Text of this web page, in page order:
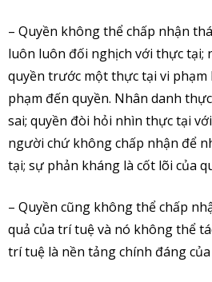
– Quyền không thể chấp nhận
luôn luôn đối nghịch với thực tại;
quyền trước một thực tại vi phạm
phạm đến quyền. Nhân danh
sai; quyền đòi hỏi nhìn thực tại
người chứ không chấp nhận để
tại; sự phản kháng là cốt lõi của
– Quyền cũng không thể chấp
quả của trí tuệ và nó không thể
trí tuệ là nền tảng chính đáng của